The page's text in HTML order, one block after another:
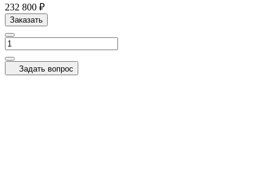
232 800 ₽
Заказать
Задать вопрос